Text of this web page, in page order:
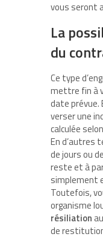
vous seront
La
du
Ce type
mettre fin à
date prévue.
verser une
calculée
En d’autres
de jours ou
reste et à
simplement
Toutefois,
organisme
résiliation
de